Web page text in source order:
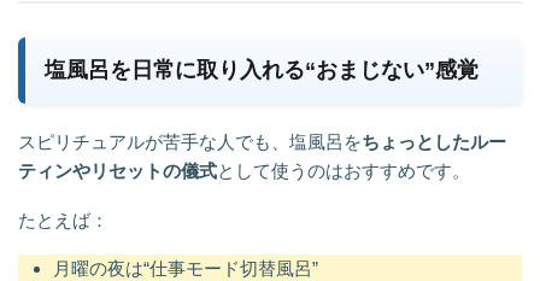
塩風呂を日常に取り入れる“おまじない”感覚
スピリチュアルが苦手な人でも、塩風呂をちょっとしたルー
ティンやリセットの儀式として使うのはおすすめです。
たとえば：
月曜の夜は“仕事モード切替風呂”